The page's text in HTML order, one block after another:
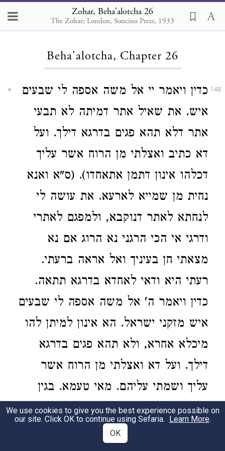
Zohar, Beha'alotcha 26
The Zohar; London, Soncino Press, 1933
Loading...
Beha'alotcha, Chapter 26
148 כדין ויאמר יי אל משה אספה לי שבעים
איש. את שאיל אתר דמיתה לא תבעי
אתר דלא תהא פגים בדרגא דילך. ועל
דא כתיב ואצלתי מן הרוח אשר עליך
דכלהו אינון דתמן אתאחדו). (ס"א ואנא
נחית מן שמייא לארעא. את עושה לי
לנחתא לאתר דנוקבא, ולמפגם לאתרי
ודרגי אי הכי הרגני נא הרוג אם נא
מצאתי חן בעיניך ואל אראה ברעתי.
רעתי היא ודאי לאחדא בדרגא תתאה.
כדין ויאמר ה' אל משה אספה לי שבעים
איש מזקני ישראל. הא אינון למיתן להו
מיכלא אחרא, ולא תהא פגים בדרגא
דילך. ועל דא ואצלתי מן הרוח אשר
עליך ושמתי עליהם. מאי טעמא. בגין
דאינון אתאחדו בסיהרא וכו') בְּסִיהֲרָא
וּבָעֵי שִׁמְשָׁא לְאַנְהָרָא לָהּ. וְעַל דָּא וְשַׂמְתִּי
We use cookies to give you the best experience possible on
our site. Click OK to continue using Sefaria. Learn More.
OK